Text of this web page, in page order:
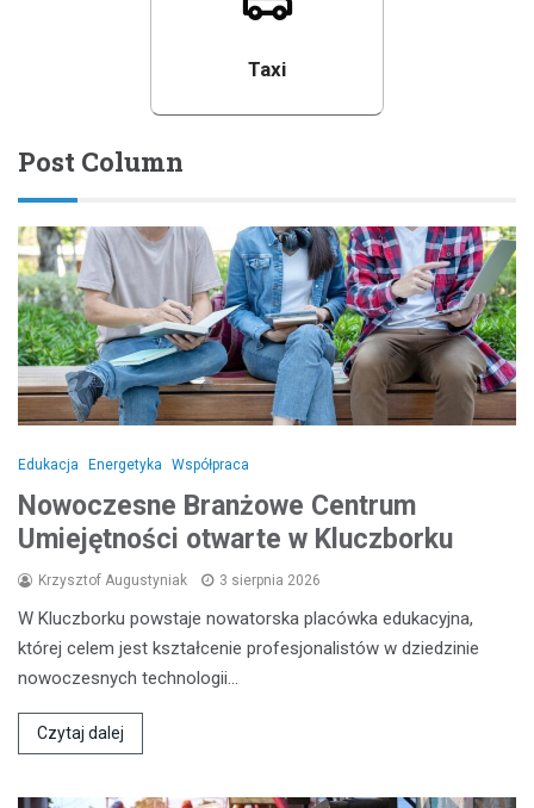
Taxi
Post Column
Edukacja Energetyka Współpraca
Nowoczesne Branżowe Centrum
Umiejętności otwarte w Kluczborku
Krzysztof Augustyniak 3 sierpnia 2026
W Kluczborku powstaje nowatorska placówka edukacyjna,
której celem jest kształcenie profesjonalistów w dziedzinie
nowoczesnych technologii…
Czytaj dalej